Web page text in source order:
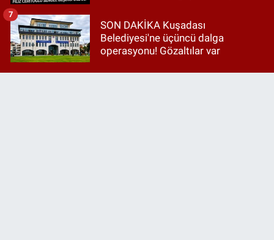
SON DAKİKA Kuşadası
Belediyesi'ne üçüncü dalga
operasyonu! Gözaltılar var
7